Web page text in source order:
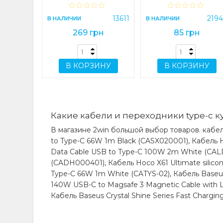
(CASX020001)
В НАЛИЧИИ 13611
269 грн
В КОРЗИНУ
В НАЛИЧИИ
85 грн
В КОРЗИНУ
Какие кабели и переходники type-c
В магазине 2win большой выбор товаров.
to Type-C 66W 1m Black (CASX020001),
Data Cable USB to Type-C 100W 2m White
(CADH000401), Кабель Hoco X61 Ultimate
Type-C 66W 1m White (CATYS-02), Кабель
140W USB-C to Magsafe 3 Magnetic Cable with
Кабель Baseus Crystal Shine Series Fast